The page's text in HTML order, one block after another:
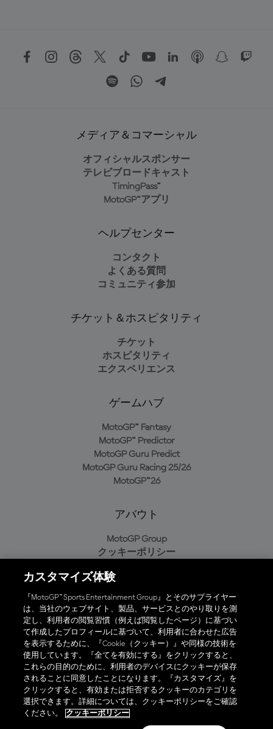
メディア＆コマーシャル
オフィシャルスポンサー
テレビブロードキャスト
TimingPass™
MotoGP™アプリ
ヘルプセンター
コンタクト
よくある質問
コミュニティ参加
チケット＆ホスピタリティ
チケット
ホスピタリティ
エクスペリエンス
ゲームハブ
MotoGP™ Fantasy
MotoGP™ Predictor
MotoGP Guru Predict
MotoGP Guru Racing 25/26
MotoGP™26
アバウト
MotoGP Group
クッキーポリシー
プライバシーポリシー
購入ポリシー
オフィシャルアプリ
© 2026 MotoGP Sports Entertainment Group. 全著作権所有。全ての
商標はそれぞれの所有者に帰属。
カスタマイズ体験
『MotoGP™ Sports Entertainment Group』とそのサプライヤー
は、当社のウェブサイト、製品、サービスとのやり取りを測
定し、利用者の閲覧習慣（例えば閲覧したページ）に基づい
て作成したプロフィールに基づいて、利用者に合わせた広告
を表示するために、『Cookie（クッキー）』や同様の技術を
使用しています。『全てを有効にする』をクリックすると、
これらの目的のために、利用者のデバイスにクッキーが保存
されることに同意したことになります。『カスタマイズ』を
クリックすると、有効または拒否するクッキーのカテゴリを
選択できます。詳細については、クッキーポリシーをご確認
ください。
クッキーポリシー